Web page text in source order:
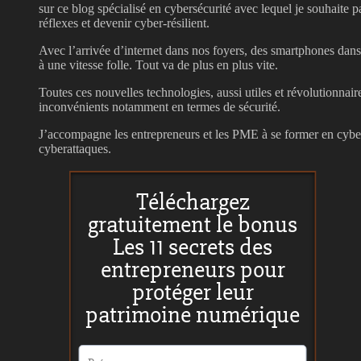
sur ce blog spécialisé en cybersécurité avec lequel je souhaite
réflexes et devenir cyber-résilient.
Avec l’arrivée d’internet dans nos foyers, des smartphones
à une vitesse folle. Tout va de plus en plus vite.
Toutes ces nouvelles technologies, aussi utiles et
inconvénients notamment en termes de sécurité.
J’accompagne les entrepreneurs et les PME à se former en
cyberattaques.